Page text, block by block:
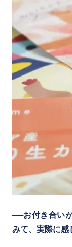
──お付き合い
みて、実際に感